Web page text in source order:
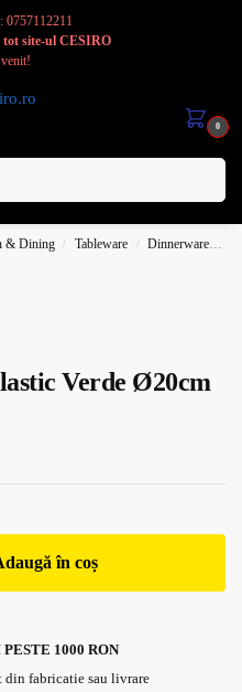
0757112211
site-ul CESIRO
0
& Dining / Tableware / Dinnerware
Verde Ø20cm
în coș
1000 RON
din fabricatie sau livrare